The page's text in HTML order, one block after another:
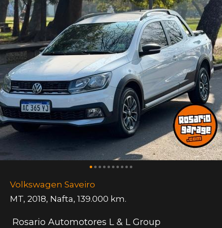
Volkswagen Saveiro
MT, 2018, Nafta, 139.000 km.
Rosario Automotores L & L Group